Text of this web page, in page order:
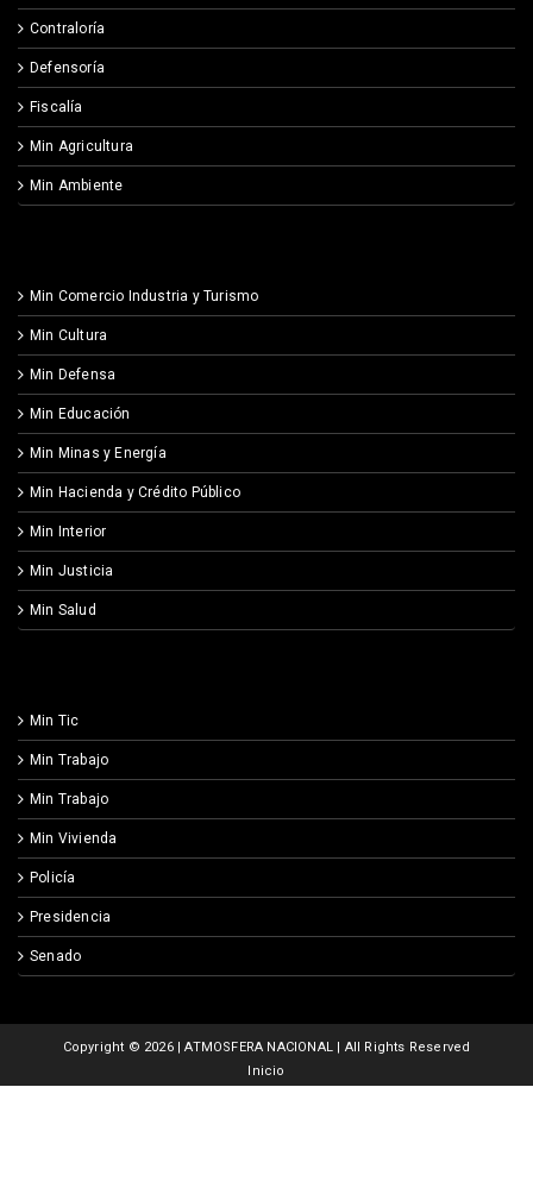
Contraloría
Defensoría
Fiscalía
Min Agricultura
Min Ambiente
Min Comercio Industria y Turismo
Min Cultura
Min Defensa
Min Educación
Min Minas y Energía
Min Hacienda y Crédito Público
Min Interior
Min Justicia
Min Salud
Min Tic
Min Trabajo
Min Trabajo
Min Vivienda
Policía
Presidencia
Senado
Copyright © 2026 | ATMOSFERA NACIONAL | All Rights Reserved
Inicio